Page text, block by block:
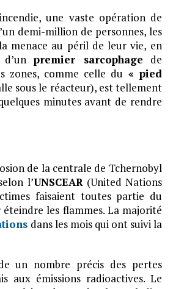
une vaste opération de
demi-million de personnes, les
menace au péril de leur vie, en
d’unpremier sarcophage de
zones, comme celle du « pied
sous le réacteur), est tellement
minutes avant de rendre
de la centrale de Tchernobyl
l’UNSCEAR(United Nations
faisaient toutes partie du
les flammes. La majorité
dans les mois qui ont suivi la
un nombre précis des pertes
aux émissions radioactives. Le